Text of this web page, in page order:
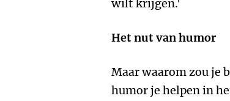
wilt krijgen.'
Het nut van humor
Maar waarom zou je
humor je helpen in